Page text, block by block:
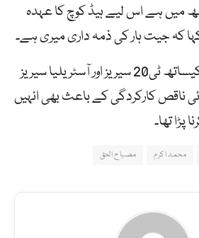
میں ہے اس لیے ہیڈ کوچ کا عہدہ
کہ جیت ہار کی ذمہ داری میری ہے۔
گزشتہ سال سری لنکا کیساتھ ٹی20 سیریز اور آسٹریلیا سیریز
ناقص کارکردگی کے باعث بھی انہیں
پڑا تھا۔
محمد اکرم مصباح الحق